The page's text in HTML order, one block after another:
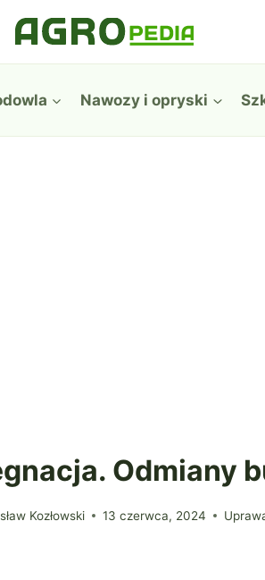
Nawozy i opryski
Odmiany
Kozłowski 13 czerwca, 2024